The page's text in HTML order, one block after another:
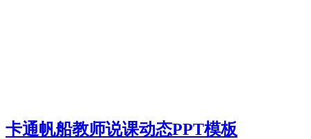
卡通帆船教师说课动态PPT模板